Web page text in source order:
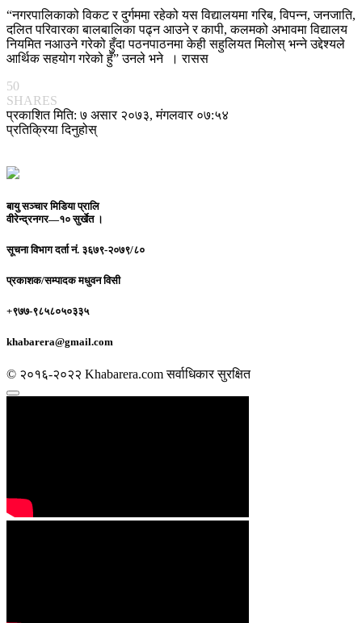
“नगरपालिकाको विकट र दुर्गममा रहेको यस विद्यालयमा गरिब, विपन्न, जनजाति,
दलित परिवारका बालबालिका पढ्न आउने र कापी, कलमको अभावमा विद्यालय
नियमित नआउने गरेको हुँदा पठनपाठनमा केही सहुलियत मिलोस् भन्ने उद्देश्यले
आर्थिक सहयोग गरेको हुँ” उनले भने । रासस
50
SHARES
प्रकाशित मिति: ७ असार २०७३, मंगलवार ०७:५४
प्रतिक्रिया दिनुहोस्
बायु सञ्चार मिडिया प्रालि
वीरेन्द्रनगर—१० सुर्खेत ।
सूचना विभाग दर्ता नं. ३६७९-२०७९/८०
प्रकाशक/सम्पादकमधुवन विसी
+९७७-९८५८०५०३३५
khabarera@gmail.com
© २०१६-२०२२ Khabarera.com सर्वाधिकार सुरक्षित